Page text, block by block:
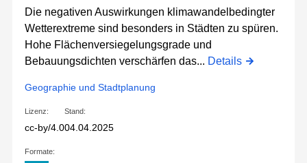
Die negativen Auswirkungen klimawandelbedingter
Wetterextreme sind besonders in Städten zu spüren.
Hohe Flächenversiegelungsgrade und
Bebauungsdichten verschärfen das... Details
Geographie und Stadtplanung
Lizenz:
cc-by/4.0
Stand:
04.04.2025
Formate: